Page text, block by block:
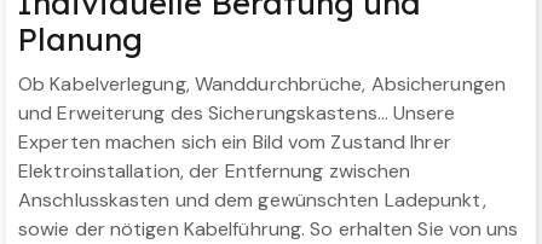
Planung
Ob Kabelverlegung, Wanddurchbrüche, Absicherungen
und Erweiterung des Sicherungskastens… Unsere
Experten machen sich ein Bild vom Zustand Ihrer
Elektroinstallation, der Entfernung zwischen
Anschlusskasten und dem gewünschten Ladepunkt,
sowie der nötigen Kabelführung. So erhalten Sie von uns